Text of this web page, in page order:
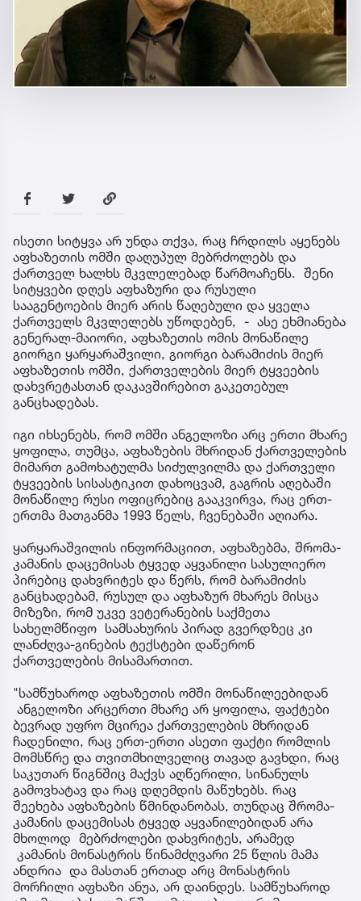
ისეთი სიტყვა არ უნდა თქვა, რაც ჩრდილს აყენებს
აფხაზეთის ომში დაღუპულ მებრძოლებს და
ქართველ ხალხს მკვლელებად წარმოაჩენს. შენი
სიტყვები დღეს აფხაზური და რუსული
სააგენტოების მიერ არის წაღებული და ყველა
ქართველს მკვლელებს უწოდებენ, - ასე ეხმიანება
გენერალ-მაიორი, აფხაზეთის ომის მონაწილე
გიორგი ყარყარაშვილი, გიორგი ბარამიძის მიერ
აფხაზეთის ომში, ქართველების მიერ ტყვეების
დახვრეტასთან დაკავშირებით გაკეთებულ
განცხადებას.
იგი იხსენებს, რომ ომში ანგელოზი არც ერთი მხარე
ყოფილა, თუმცა, აფხაზების მხრიდან ქართველების
მიმართ გამოხატულმა სიძულვილმა და ქართველი
ტყვეების სისასტიკით დახოცვამ, გაგრის აღებაში
მონაწილე რუსი ოფიცრებიც გააკვირვა, რაც ერთ-
ერთმა მათგანმა 1993 წელს, ჩვენებაში აღიარა.
ყარყარაშვილის ინფორმაციით, აფხაზებმა, შრომა-
კამანის დაცემისას ტყვედ აყვანილი სასულიერო
პირებიც დახვრიტეს და წერს, რომ ბარამიძის
განცხადებამ, რუსულ და აფხაზურ მხარეს მისცა
მიზეზი, რომ უკვე ვეტერანების საქმეთა
სახელმწიფო სამსახურის პირად გვერდზეც კი
ლანძღვა-გინების ტექსტები დაწერონ
ქართველების მისამართით.
"სამწუხაროდ აფხაზეთის ომში მონაწილეებიდან
ანგელოზი არცერთი მხარე არ ყოფილა, ფაქტები
ბევრად უფრო მცირეა ქართველების მხრიდან
ჩადენილი, რაც ერთ-ერთი ასეთი ფაქტი რომლის
მომსწრე და თვითმხილველიც თავად გავხდი, რაც
საკუთარ წიგნშიც მაქვს აღწერილი, სინანულს
გამოვხატავ და რაც დღემდის მაწუხებს. რაც
შეეხება აფხაზების წმინდანობას, თუნდაც შრომა-
კამანის დაცემისას ტყვედ აყვანილებიდან არა
მხოლოდ მებრძოლები დახვრიტეს, არამედ
კამანის მონასტრის წინამძღვარი 25 წლის მამა
ანდრია და მასთან ერთად არც მონასტრის
მორჩილი აფხაზი ანუა, არ დაინდეს. სამწუხაროდ